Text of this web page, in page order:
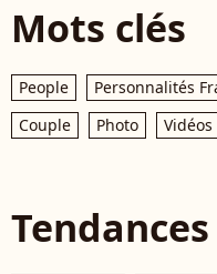
Mots clés
People Personnalités
Couple
Photo Vidéos
Tendances